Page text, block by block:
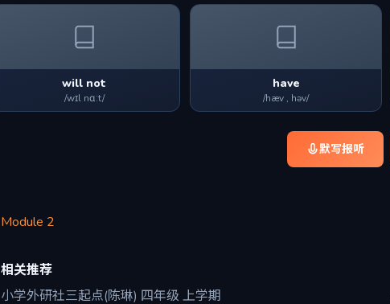
will not
/wɪl nɑːt/
have
/hæv , həv/
默写报听
Module 2
相关推荐
小学外研社三起点(陈琳) 四年级 上学期